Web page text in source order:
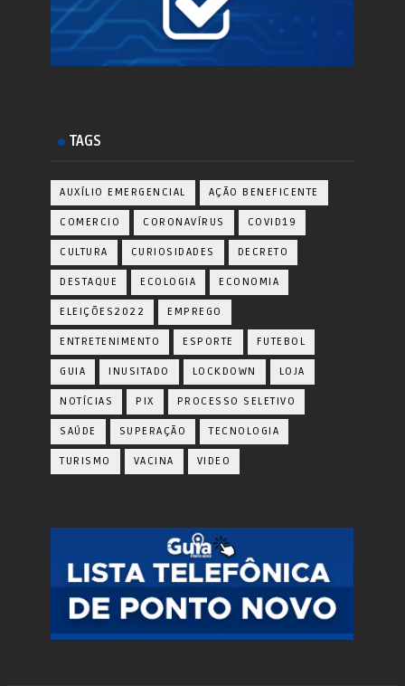
TAGS
AUXÍLIO EMERGENCIAL AÇÃO BENEFICENTE
COMERCIO CORONAVÍRUS COVID19
CULTURA CURIOSIDADES DECRETO
DESTAQUE ECOLOGIA ECONOMIA
ELEIÇÕES2022 EMPREGO
ENTRETENIMENTO ESPORTE FUTEBOL
GUIA INUSITADO LOCKDOWN LOJA
NOTÍCIAS PIX PROCESSO SELETIVO
SAÚDE SUPERAÇÃO TECNOLOGIA
TURISMO VACINA VIDEO